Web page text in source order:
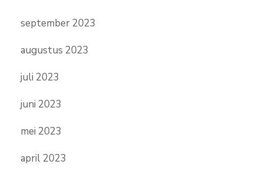
september 2023
augustus 2023
juli 2023
juni 2023
mei 2023
april 2023